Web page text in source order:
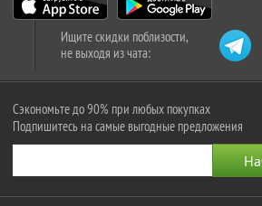
Ищите скидки поблизости,
не выходя из чата:
Сэкономьте до 90% при любых покупках
Подпишитесь на самые выгодные предложения